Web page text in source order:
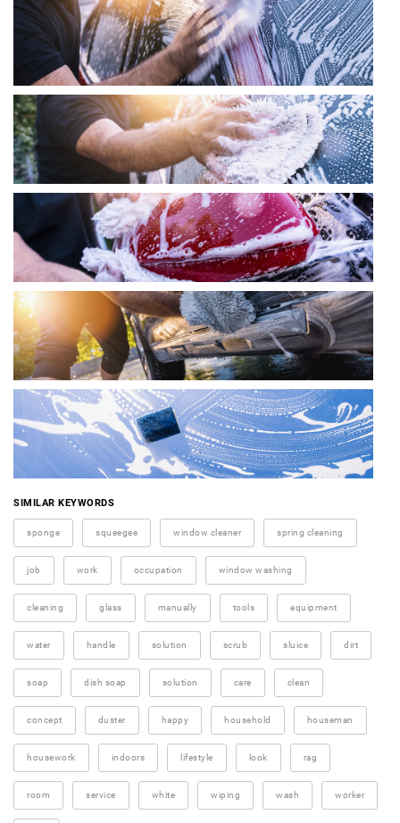
SIMILAR KEYWORDS
sponge squeegee window cleaner spring cleaning
job work occupation window washing
cleaning glass manually tools equipment
water handle solution scrub sluice dirt
soap dish soap solution care clean
concept duster happy household houseman
housework indoors lifestyle look rag
room service white wiping wash worker